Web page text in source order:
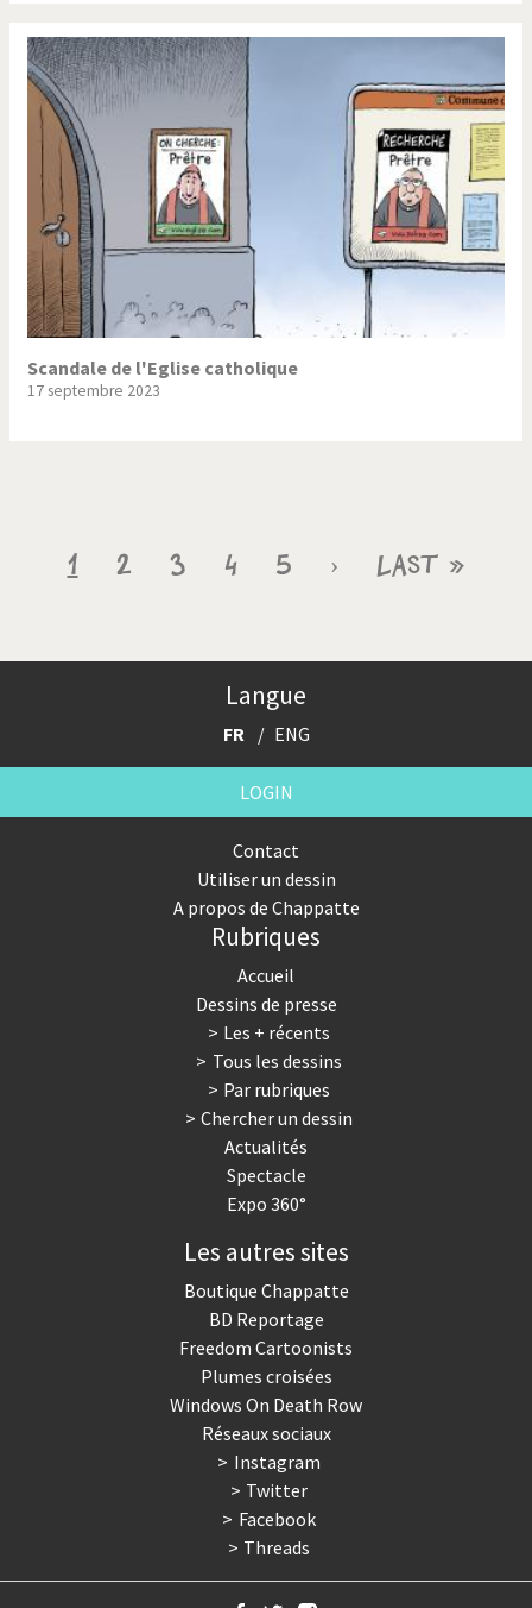
Scandale de l'Eglise catholique
17 septembre 2023
PaginationPage
1 Page
2 Page
3 Page
4 Page
5
Page
›
Dernière
Last »
Langue
FR ENG
LOGIN
Contact
Utiliser un dessin
A propos de Chappatte
Rubriques
Accueil
Dessins de presse
Les + récents
Tous les dessins
Par rubriques
Chercher un dessin
Actualités
Spectacle
Expo 360°
Les autres sites
Boutique Chappatte
BD Reportage
Freedom Cartoonists
Plumes croisées
Windows On Death Row
Réseaux sociaux
Instagram
Twitter
Facebook
Threads